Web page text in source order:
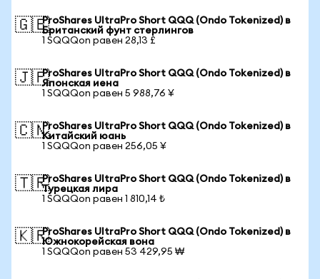
🇬🇧ProShares UltraPro Short QQQ (Ondo Tokenized) в
Британский фунт стерлингов
1 SQQQon равен 28,13 £
🇯🇵ProShares UltraPro Short QQQ (Ondo Tokenized) в
Японская иена
1 SQQQon равен 5 988,76 ¥
🇨🇳ProShares UltraPro Short QQQ (Ondo Tokenized) в
Китайский юань
1 SQQQon равен 256,05 ¥
🇹🇷ProShares UltraPro Short QQQ (Ondo Tokenized) в
Турецкая лира
1 SQQQon равен 1 810,14 ₺
🇰🇷ProShares UltraPro Short QQQ (Ondo Tokenized) в
Южнокорейская вона
1 SQQQon равен 53 429,95 ₩